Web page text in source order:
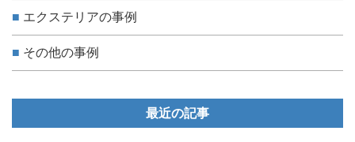
エクステリアの事例
その他の事例
最近の記事